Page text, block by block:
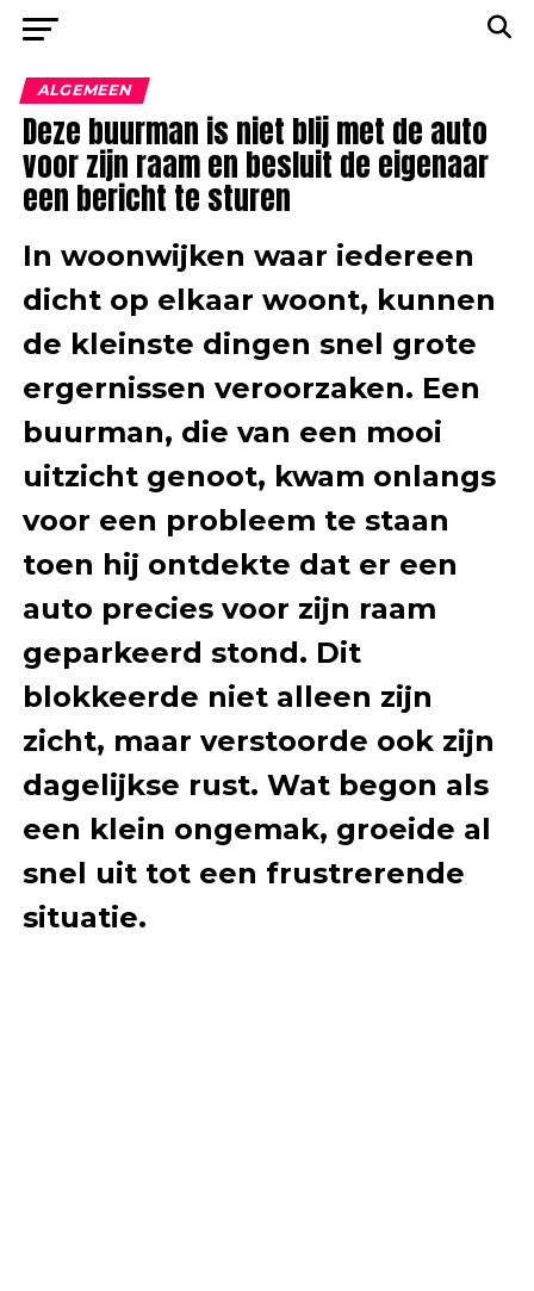
ALGEMEEN
Deze buurman is niet blij met de auto
voor zijn raam en besluit de eigenaar
een bericht te sturen
In woonwijken waar iedereen
dicht op elkaar woont, kunnen
de kleinste dingen snel grote
ergernissen veroorzaken. Een
buurman, die van een mooi
uitzicht genoot, kwam onlangs
voor een probleem te staan
toen hij ontdekte dat er een
auto precies voor zijn raam
geparkeerd stond. Dit
blokkeerde niet alleen zijn
zicht, maar verstoorde ook zijn
dagelijkse rust. Wat begon als
een klein ongemak, groeide al
snel uit tot een frustrerende
situatie.